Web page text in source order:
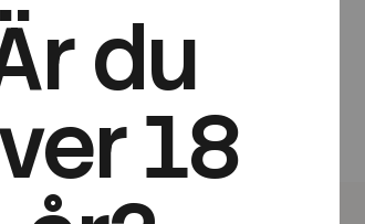
du
18